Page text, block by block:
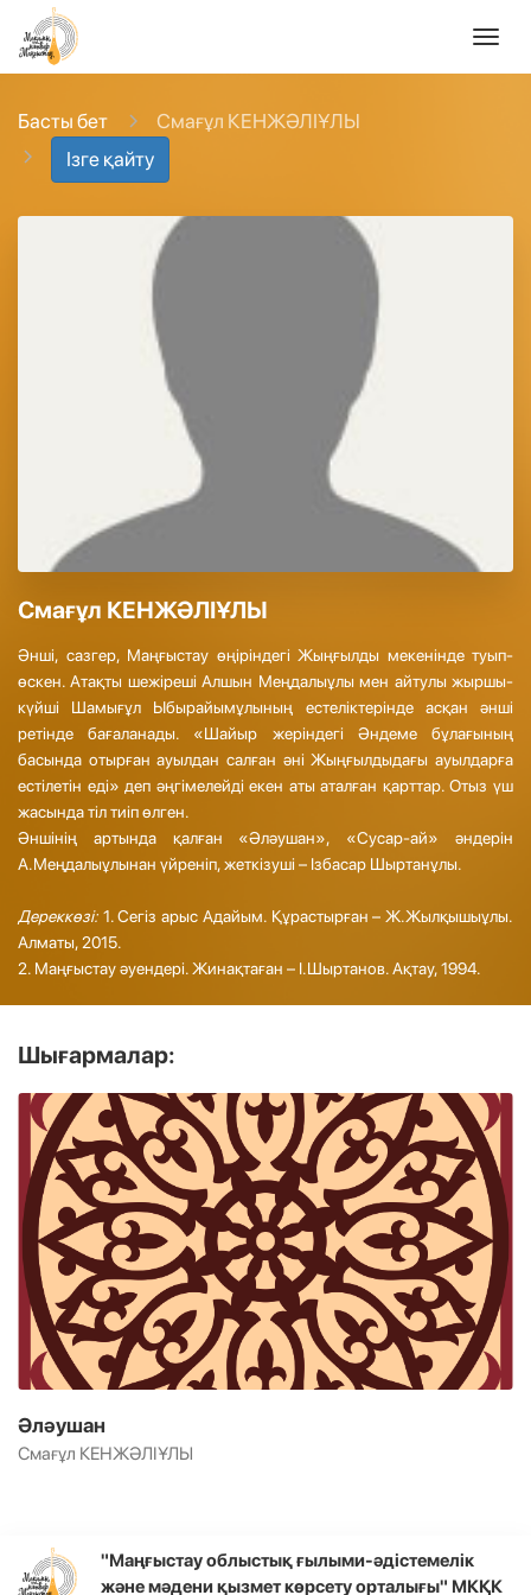
Басты бет
Смағұл КЕНЖӘЛІҰЛЫ
Ізге қайту
Смағұл КЕНЖӘЛІҰЛЫ
Әнші, сазгер, Маңғыстау өңіріндегі Жыңғылды мекенінде туып-
өскен. Атақты шежіреші Алшын Меңдалыұлы мен айтулы жыршы-
күйші Шамығұл Ыбырайымұлының естеліктерінде асқан әнші
ретінде бағаланады. «Шайыр жеріндегі Әндеме бұлағының
басында отырған ауылдан салған әні Жыңғылдыдағы ауылдарға
естілетін еді» деп әңгімелейді екен аты аталған қарттар. Отыз үш
жасында тіл тиіп өлген.
Әншінің артында қалған «Әләушан», «Сусар-ай» әндерін
А.Меңдалыұлынан үйреніп, жеткізуші – Ізбасар Шыртанұлы.
Дереккөзі: 1. Сегіз арыс Адайым. Құрастырған – Ж.Жылқышыұлы.
Алматы, 2015.
2. Маңғыстау әуендері. Жинақтаған – І.Шыртанов. Ақтау, 1994.
Шығармалар:
Әләушан
Смағұл КЕНЖӘЛІҰЛЫ
"Маңғыстау облыстық ғылыми-әдістемелік
және мәдени қызмет көрсету орталығы" МКҚК